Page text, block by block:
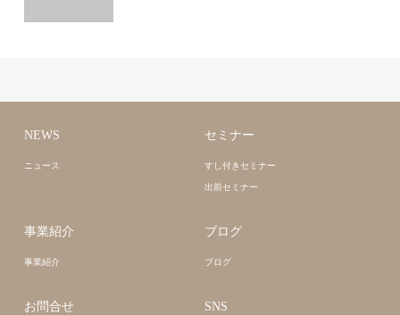
NEWS
ニュース
セミナー
すし付きセミナー
出前セミナー
事業紹介
事業紹介
ブログ
ブログ
お問合せ SNS